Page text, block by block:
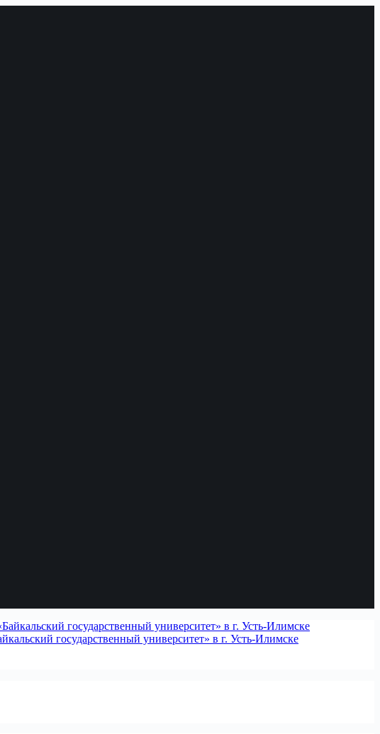
государственный университет» в г. Усть-Илимске